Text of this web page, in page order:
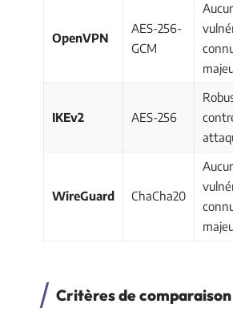
OpenVPN
AES-256-
GCM
IKEv2 AES-256
WireGuard ChaCha20
Critères de comparaison